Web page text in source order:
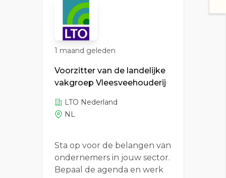
1 maand geleden
Voorzitter van de landelijke
vakgroep Vleesveehouderij
LTO Nederland
NL
Sta op voor de belangen van
ondernemers in jouw sector.
Bepaal de agenda en werk